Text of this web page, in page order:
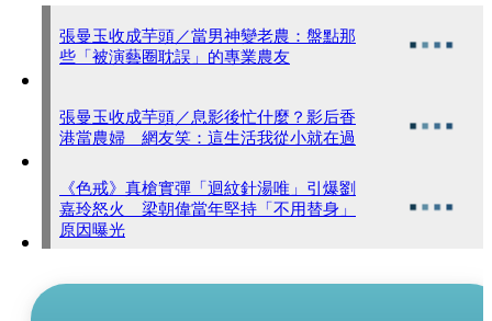
張曼玉收成芋頭／當男神變老農：盤點那
些「被演藝圈耽誤」的專業農友
張曼玉收成芋頭／息影後忙什麼？影后香
港當農婦 網友笑：這生活我從小就在過
《色戒》真槍實彈「迴紋針湯唯」引爆劉
嘉玲怒火 梁朝偉當年堅持「不用替身」
原因曝光